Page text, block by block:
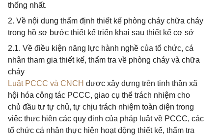
thống nhất.
2. Về nội dung thẩm định thiết kế phòng cháy chữa cháy
trong hồ sơ bước thiết kế triển khai sau thiết kế cơ sở
2.1. Về điều kiện năng lực hành nghề của tổ chức, cá
nhân tham gia thiết kế, thẩm tra về phòng cháy và chữa
cháy
Luật PCCC và CNCH được xây dựng trên tinh thần xã
hội hóa công tác PCCC, giao cụ thể trách nhiệm cho
chủ đầu tư tự chủ, tự chịu trách nhiệm toàn diện trong
việc thực hiện các quy định của pháp luật về PCCC, các
tổ chức cá nhân thực hiện hoạt động thiết kế, thẩm tra